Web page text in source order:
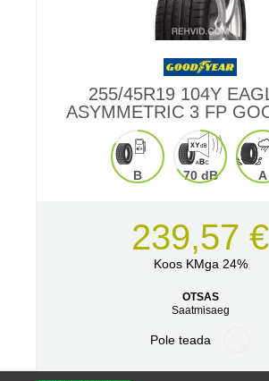
255/45R19 104Y
ASYMMETRIC 3 FP
B 70 dB A
239,57 €
Koos KMga 24%
OTSAS
Saatmisaeg
Pole teada